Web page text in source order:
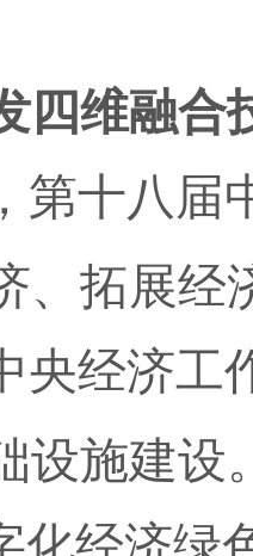
四维融合
第十八届
、拓展经
央经济工
设施建设